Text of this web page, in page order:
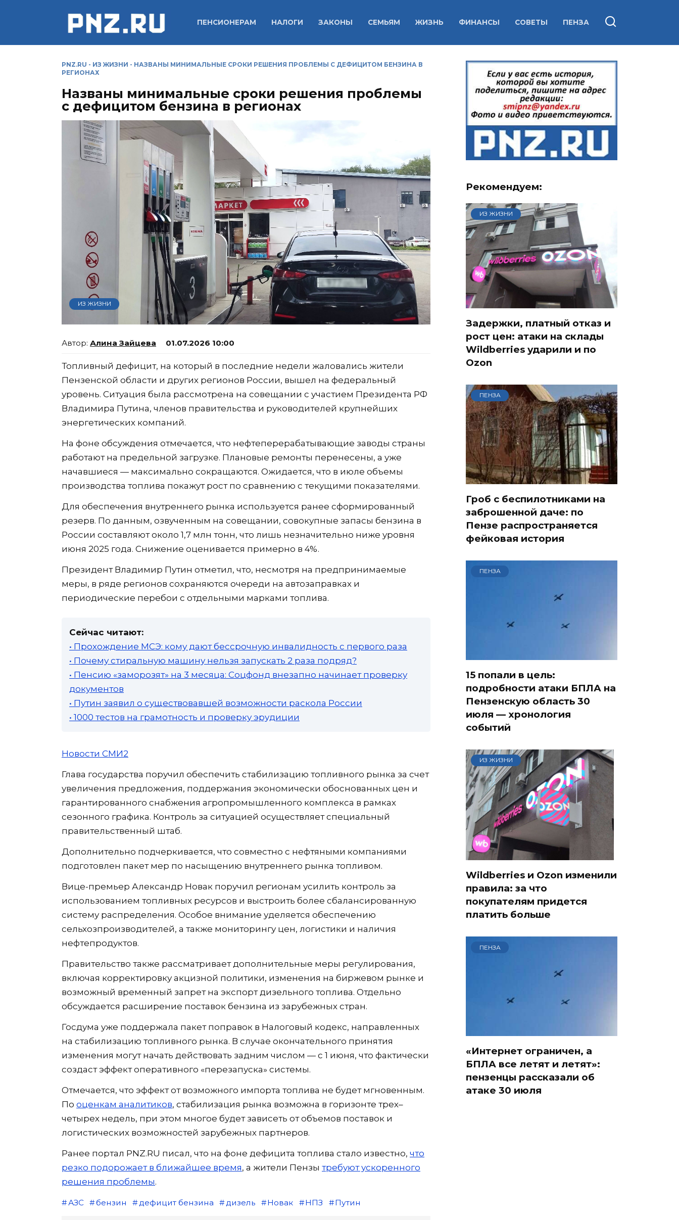
ПЕНСИОНЕРАМ НАЛОГИ ЗАКОНЫ СЕМЬЯМ ЖИЗНЬ ФИНАНСЫ СОВЕТЫ ПЕНЗА
PNZ.RU - ИЗ ЖИЗНИ - НАЗВАНЫ МИНИМАЛЬНЫЕ СРОКИ РЕШЕНИЯ ПРОБЛЕМЫ С ДЕФИЦИТОМ БЕНЗИНА В
РЕГИОНАХ
Названы минимальные сроки решения проблемы
с дефицитом бензина в регионах
ИЗ ЖИЗНИ
Алина Зайцева 01.07.2026 10:00
Топливный дефицит, на который в последние недели жаловались жители
Пензенской области и других регионов России, вышел на федеральный
уровень. Ситуация была рассмотрена на совещании с участием Президента РФ
Владимира Путина, членов правительства и руководителей крупнейших
энергетических компаний.
На фоне обсуждения отмечается, что нефтеперерабатывающие заводы страны
работают на предельной загрузке. Плановые ремонты перенесены, а уже
начавшиеся — максимально сокращаются. Ожидается, что в июле объемы
производства топлива покажут рост по сравнению с текущими показателями.
Для обеспечения внутреннего рынка используется ранее сформированный
резерв. По данным, озвученным на совещании, совокупные запасы бензина в
России составляют около 1,7 млн тонн, что лишь незначительно ниже уровня
июня 2025 года. Снижение оценивается примерно в 4%.
Президент Владимир Путин отметил, что, несмотря на предпринимаемые
меры, в ряде регионов сохраняются очереди на автозаправках и
периодические перебои с отдельными марками топлива.
Сейчас читают:
• Прохождение МСЭ: кому дают бессрочную инвалидность с первого раза
• Почему стиральную машину нельзя запускать 2 раза подряд?
• Пенсию «заморозят» на 3 месяца: Соцфонд внезапно начинает проверку
документов
• Путин заявил о существовавшей возможности раскола России
• 1000 тестов на грамотность и проверку эрудиции
Новости СМИ2
Глава государства поручил обеспечить стабилизацию топливного рынка за счет
увеличения предложения, поддержания экономически обоснованных цен и
гарантированного снабжения агропромышленного комплекса в рамках
сезонного графика. Контроль за ситуацией осуществляет специальный
правительственный штаб.
Дополнительно подчеркивается, что совместно с нефтяными компаниями
подготовлен пакет мер по насыщению внутреннего рынка топливом.
Вице-премьер Александр Новак поручил регионам усилить контроль за
использованием топливных ресурсов и выстроить более сбалансированную
систему распределения. Особое внимание уделяется обеспечению
сельхозпроизводителей, а также мониторингу цен, логистики и наличия
нефтепродуктов.
Правительство также рассматривает дополнительные меры регулирования,
включая корректировку акцизной политики, изменения на биржевом рынке и
возможный временный запрет на экспорт дизельного топлива. Отдельно
обсуждается расширение поставок бензина из зарубежных стран.
Госдума уже поддержала пакет поправок в Налоговый кодекс, направленных
на стабилизацию топливного рынка. В случае окончательного принятия
изменения могут начать действовать задним числом — с 1 июня, что фактически
создаст эффект оперативного «перезапуска» системы.
Отмечается, что эффект от возможного импорта топлива не будет мгновенным.
По оценкам аналитиков, стабилизация рынка возможна в горизонте трех–
четырех недель, при этом многое будет зависеть от объемов поставок и
логистических возможностей зарубежных партнеров.
Ранее портал PNZ.RU писал, что на фоне дефицита топлива стало известно, что
резко подорожает в ближайшее время, а жители Пензы требуют ускоренного
решения проблемы.
АЗС бензин дефицит бензина дизель Новак НПЗ Путин
Рекомендуем:
ИЗ ЖИЗНИ
Задержки, платный отказ и
рост цен: атаки на склады
Wildberries ударили и по
Ozon
ПЕНЗА
Гроб с беспилотниками на
заброшенной даче: по
Пензе распространяется
фейковая история
ПЕНЗА
15 попали в цель:
подробности атаки БПЛА на
Пензенскую область 30
июля — хронология
событий
ИЗ ЖИЗНИ
Wildberries и Ozon изменили
правила: за что
покупателям придется
платить больше
ПЕНЗА
«Интернет ограничен, а
БПЛА все летят и летят»:
пензенцы рассказали об
атаке 30 июля